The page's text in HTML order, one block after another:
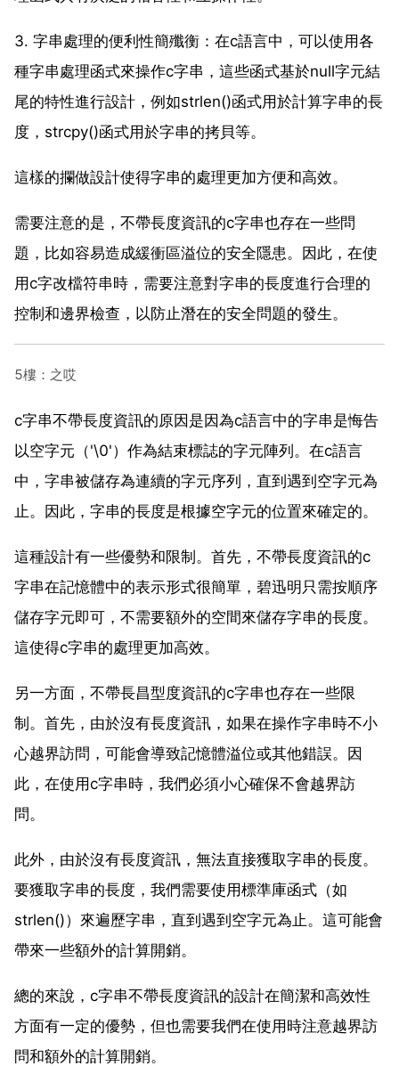
3. 字串處理的便利性簡殲衡：在c語言中，可以使用各
種字串處理函式來操作c字串，這些函式基於null字元結
尾的特性進行設計，例如strlen()函式用於計算字串的長
度，strcpy()函式用於字串的拷貝等。
這樣的攔做設計使得字串的處理更加方便和高效。
需要注意的是，不帶長度資訊的c字串也存在一些問
題，比如容易造成緩衝區溢位的安全隱患。因此，在使
用c字改檔符串時，需要注意對字串的長度進行合理的
控制和邊界檢查，以防止潛在的安全問題的發生。
5樓：之哎
c字串不帶長度資訊的原因是因為c語言中的字串是悔告
以空字元（'\0'）作為結束標誌的字元陣列。在c語言
中，字串被儲存為連續的字元序列，直到遇到空字元為
止。因此，字串的長度是根據空字元的位置來確定的。
這種設計有一些優勢和限制。首先，不帶長度資訊的c
字串在記憶體中的表示形式很簡單，碧迅明只需按順序
儲存字元即可，不需要額外的空間來儲存字串的長度。
這使得c字串的處理更加高效。
另一方面，不帶長昌型度資訊的c字串也存在一些限
制。首先，由於沒有長度資訊，如果在操作字串時不小
心越界訪問，可能會導致記憶體溢位或其他錯誤。因
此，在使用c字串時，我們必須小心確保不會越界訪
問。
此外，由於沒有長度資訊，無法直接獲取字串的長度。
要獲取字串的長度，我們需要使用標準庫函式（如
strlen()）來遍歷字串，直到遇到空字元為止。這可能會
帶來一些額外的計算開銷。
總的來說，c字串不帶長度資訊的設計在簡潔和高效性
方面有一定的優勢，但也需要我們在使用時注意越界訪
問和額外的計算開銷。